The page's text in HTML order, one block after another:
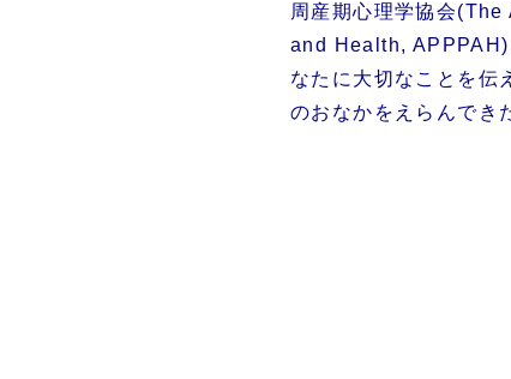
周産期心理学協会
and Health, APPPAH)
なたに大切なことを伝
のおなかをえらんでき